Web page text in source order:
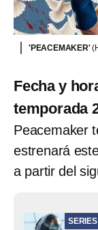
'PEACEMAKER'
Fecha y
temporada
Peacemaker
estrenará
a partir del